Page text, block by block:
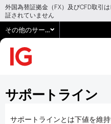
外国為替証拠金（FX）及びCFD取引
証されていません
その他のサービス
サポートライン
サポートラインとは下値を維